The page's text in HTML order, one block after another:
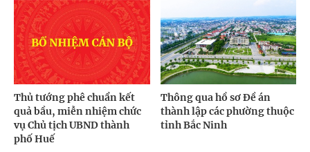
Thủ tướng phê chuẩn kết
quả bầu, miễn nhiệm chức
vụ Chủ tịch UBND thành
phố Huế
Thông qua hồ sơ Đề án
thành lập các phường thuộc
tỉnh Bắc Ninh